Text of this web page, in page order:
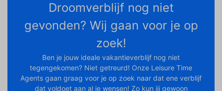
Droomverblijf nog niet
gevonden? Wij gaan voor je op
zoek!
Ben je jouw ideale vakantieverblijf nog niet
tegengekomen? Niet getreurd! Onze Leisure Time
Agents gaan graag voor je op zoek naar dat ene verblijf
dat voldoet aan al je wensen! Zo kun jij gewoon